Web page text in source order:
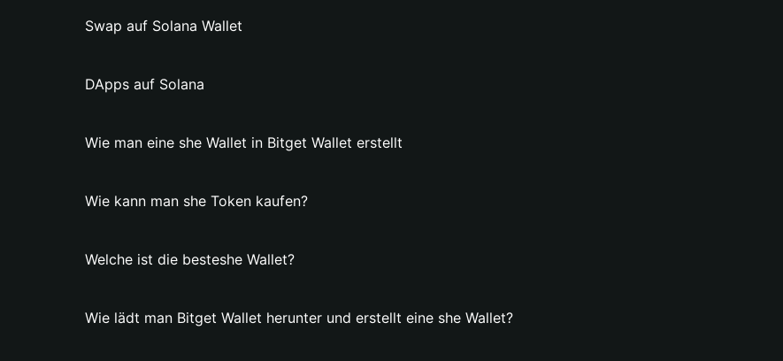
Swap auf Solana Wallet
DApps auf Solana
Wie man eine she Wallet in Bitget Wallet erstellt
Wie kann man she Token kaufen?
Welche ist die besteshe Wallet?
Wie lädt man Bitget Wallet herunter und erstellt eine she Wallet?